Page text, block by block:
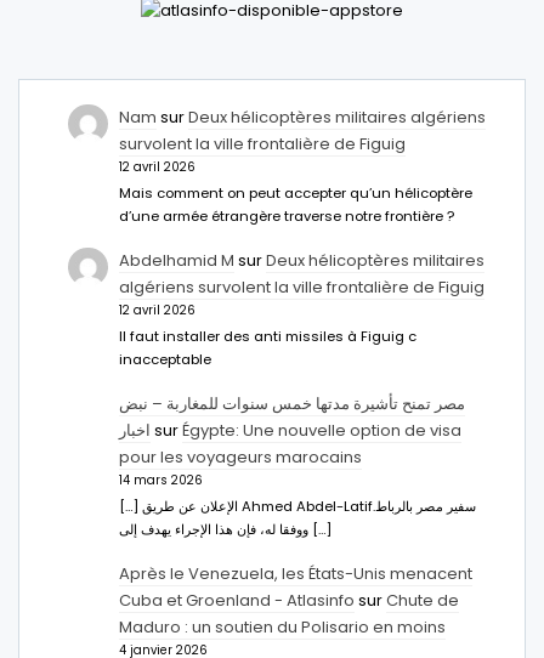
Nam surDeux hélicoptères militaires algériens
survolent la ville frontalière de Figuig
12 avril 2026
Mais comment on peut accepter qu’un hélicoptère
d’une armée étrangère traverse notre frontière ?
Abdelhamid M surDeux hélicoptères militaires
algériens survolent la ville frontalière de Figuig
12 avril 2026
Il faut installer des anti missiles à Figuig c
inacceptable
مصر تمنح تأشيرة مدتها خمس سنوات للمغاربة – نبض
اخبار surÉgypte: Une nouvelle option de visa
pour les voyageurs marocains
14 mars 2026
[…] الإعلان عن طريق Ahmed Abdel-Latifسفير مصر بالرباط.
ووفقا له، فإن هذا الإجراء يهدف إلى […]
Après le Venezuela, les États-Unis menacent
Cuba et Groenland - Atlasinfo surChute de
Maduro : un soutien du Polisario en moins
4 janvier 2026